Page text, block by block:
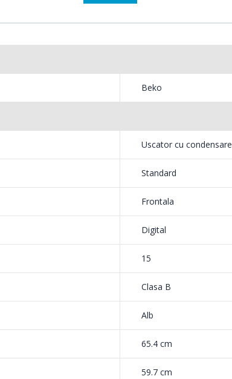
uscare:
Beko
Uscator cu condensare
Standard
Frontala
Digital
15
Clasa B
Alb
65.4 cm
59.7 cm
89,00 Lei
NobeLTek ...
199,00 Lei